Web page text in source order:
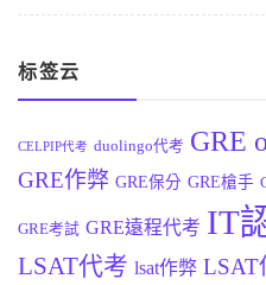
标签云
CELPIP代考 duolingo代考 GRE
GRE作弊 GRE保分 GRE槍手
GRE考試 GRE遠程代考 IT
LSAT代考 lsat作弊 LSAT